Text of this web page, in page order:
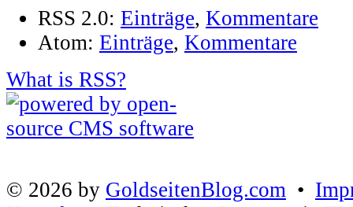
RSS 2.0: Einträge, Kommentare
Atom: Einträge, Kommentare
What is RSS?
© 2026 by GoldseitenBlog.com •